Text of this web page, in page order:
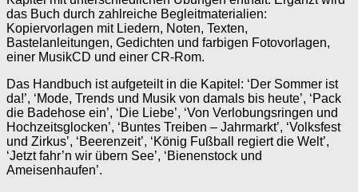
das Buch durch zahlreiche Begleitmaterialien:
Kopiervorlagen mit Liedern, Noten, Texten,
Bastelanleitungen, Gedichten und farbigen Fotovorlagen,
einer MusikCD und einer CR-Rom.
Das Handbuch ist aufgeteilt in die Kapitel: ‘Der Sommer ist
da!’, ‘Mode, Trends und Musik von damals bis heute’, ‘Pack
die Badehose ein’, ‘Die Liebe’, ‘Von Verlobungsringen und
Hochzeitsglocken’, ‘Buntes Treiben – Jahrmarkt’, ‘Volksfest
und Zirkus’, ‘Beerenzeit’, ‘König Fußball regiert die Welt’,
‘Jetzt fahr’n wir übern See’, ‘Bienenstock und
Ameisenhaufen’.